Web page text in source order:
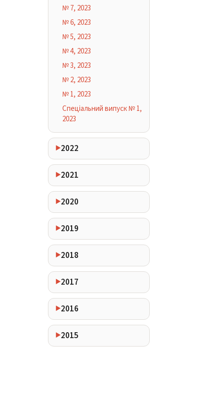
№ 7, 2023
№ 6, 2023
№ 5, 2023
№ 4, 2023
№ 3, 2023
№ 2, 2023
№ 1, 2023
Спеціальний випуск № 1,
2023
2022
2021
2020
2019
2018
2017
2016
2015